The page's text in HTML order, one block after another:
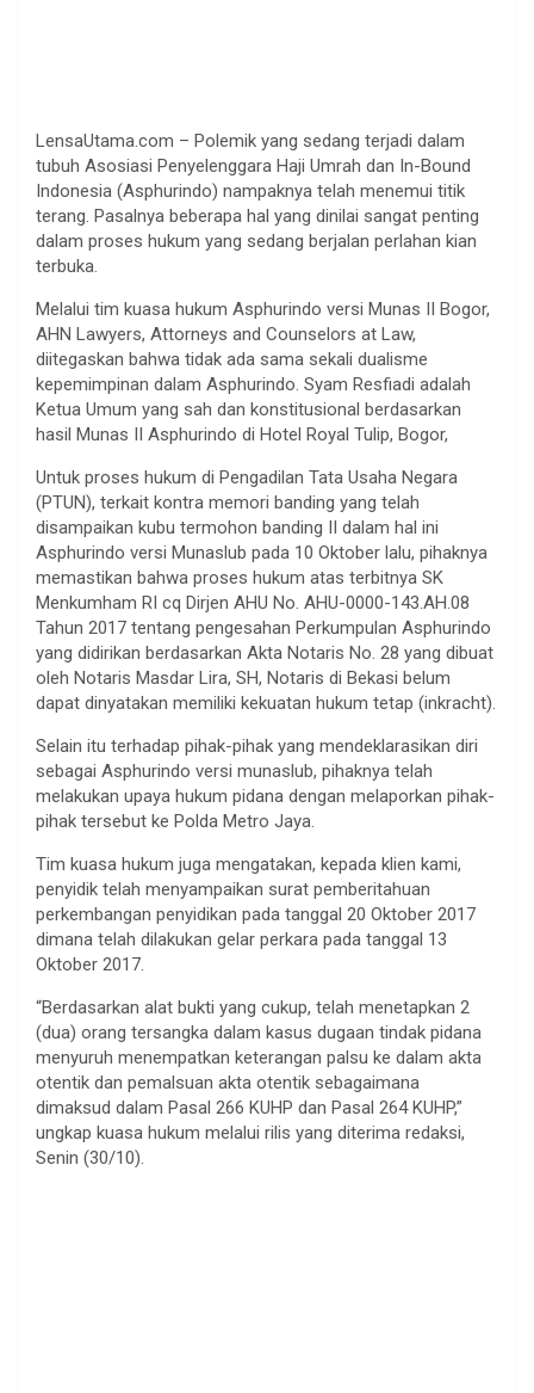
LensaUtama.com – Polemik yang sedang terjadi dalam
tubuh Asosiasi Penyelenggara Haji Umrah dan In-Bound
Indonesia (Asphurindo) nampaknya telah menemui titik
terang. Pasalnya beberapa hal yang dinilai sangat penting
dalam proses hukum yang sedang berjalan perlahan kian
terbuka.
Melalui tim kuasa hukum Asphurindo versi Munas II Bogor,
AHN Lawyers, Attorneys and Counselors at Law,
diitegaskan bahwa tidak ada sama sekali dualisme
kepemimpinan dalam Asphurindo. Syam Resfiadi adalah
Ketua Umum yang sah dan konstitusional berdasarkan
hasil Munas II Asphurindo di Hotel Royal Tulip, Bogor,
Untuk proses hukum di Pengadilan Tata Usaha Negara
(PTUN), terkait kontra memori banding yang telah
disampaikan kubu termohon banding II dalam hal ini
Asphurindo versi Munaslub pada 10 Oktober lalu, pihaknya
memastikan bahwa proses hukum atas terbitnya SK
Menkumham RI cq Dirjen AHU No. AHU-0000-143.AH.08
Tahun 2017 tentang pengesahan Perkumpulan Asphurindo
yang didirikan berdasarkan Akta Notaris No. 28 yang dibuat
oleh Notaris Masdar Lira, SH, Notaris di Bekasi belum
dapat dinyatakan memiliki kekuatan hukum tetap (inkracht).
Selain itu terhadap pihak-pihak yang mendeklarasikan diri
sebagai Asphurindo versi munaslub, pihaknya telah
melakukan upaya hukum pidana dengan melaporkan pihak-
pihak tersebut ke Polda Metro Jaya.
Tim kuasa hukum juga mengatakan, kepada klien kami,
penyidik telah menyampaikan surat pemberitahuan
perkembangan penyidikan pada tanggal 20 Oktober 2017
dimana telah dilakukan gelar perkara pada tanggal 13
Oktober 2017.
“Berdasarkan alat bukti yang cukup, telah menetapkan 2
(dua) orang tersangka dalam kasus dugaan tindak pidana
menyuruh menempatkan keterangan palsu ke dalam akta
otentik dan pemalsuan akta otentik sebagaimana
dimaksud dalam Pasal 266 KUHP dan Pasal 264 KUHP,”
ungkap kuasa hukum melalui rilis yang diterima redaksi,
Senin (30/10).